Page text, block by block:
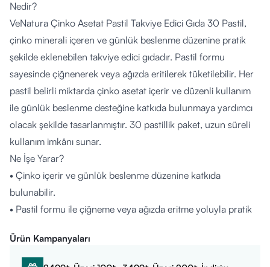
Nedir?
VeNatura Çinko Asetat Pastil Takviye Edici Gıda 30 Pastil,
çinko minerali içeren ve günlük beslenme düzenine pratik
şekilde eklenebilen takviye edici gıdadır. Pastil formu
sayesinde çiğnenerek veya ağızda eritilerek tüketilebilir. Her
pastil belirli miktarda çinko asetat içerir ve düzenli kullanım
ile günlük beslenme desteğine katkıda bulunmaya yardımcı
olacak şekilde tasarlanmıştır. 30 pastillik paket, uzun süreli
kullanım imkânı sunar.
Ne İşe Yarar?
• Çinko içerir ve günlük beslenme düzenine katkıda
bulunabilir.
• Pastil formu ile çiğneme veya ağızda eritme yoluyla pratik
• Günlük rutin içinde kolayca tüketilebilir.
• Düzenli kullanım ile mineral desteğine ek katkı sağlar.
Ürün Kampanyaları